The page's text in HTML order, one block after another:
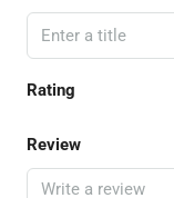
Rating
Review